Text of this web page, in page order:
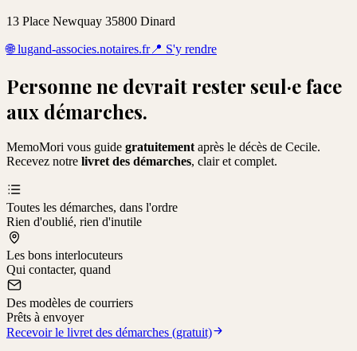
13 Place Newquay 35800 Dinard
🌐 lugand-associes.notaires.fr📍 S'y rendre
Personne ne devrait rester seul·e face
aux démarches.
MemoMori vous guide gratuitement après le décès de Cecile.
Recevez notre livret des démarches, clair et complet.
Toutes les démarches, dans l'ordre
Rien d'oublié, rien d'inutile
Les bons interlocuteurs
Qui contacter, quand
Des modèles de courriers
Prêts à envoyer
Recevoir le livret des démarches (gratuit)